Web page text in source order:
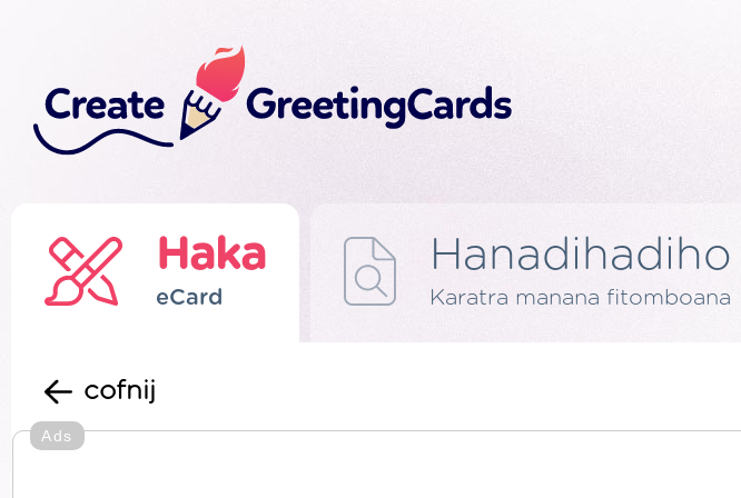
Haka
eCard
Hanadihadiho
Karatra manana fitomboana
cofnij
Ads